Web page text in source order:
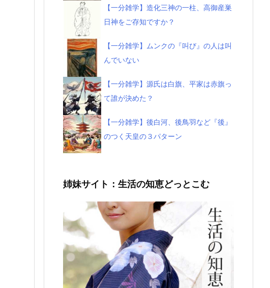
【一分雑学】造化三神の一柱、高御産巣
日神をご存知ですか？
【一分雑学】ムンクの『叫び』の人は叫
んでいない
【一分雑学】源氏は白旗、平家は赤旗っ
て誰が決めた？
【一分雑学】後白河、後鳥羽など『後』
のつく天皇の３パターン
姉妹サイト：生活の知恵どっとこむ